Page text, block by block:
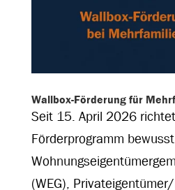
Wallbox-Förderung für
Seit 15. April 2026
Förderprogramm
(WEG),